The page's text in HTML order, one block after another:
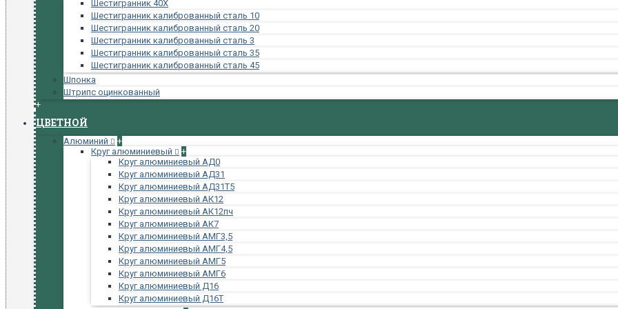
Шестигранник 40Х
Шестигранник калиброванный сталь 10
Шестигранник калиброванный сталь 20
Шестигранник калиброванный сталь 3
Шестигранник калиброванный сталь 35
Шестигранник калиброванный сталь 45
Шпонка
Штрипс оцинкованный
+
ЦВЕТНОЙ
Алюминий
+
Круг алюминиевый
+
Круг алюминиевый АД0
Круг алюминиевый АД31
Круг алюминиевый АД31Т5
Круг алюминиевый АК12
Круг алюминиевый АК12пч
Круг алюминиевый АК7
Круг алюминиевый АМГ3,5
Круг алюминиевый АМГ4,5
Круг алюминиевый АМГ5
Круг алюминиевый АМГ6
Круг алюминиевый Д16
Круг алюминиевый Д16Т